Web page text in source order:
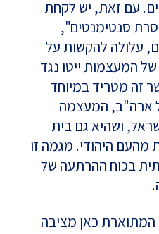
עם זאת, יש לקחת
סנטימנטים",
עלולה להקשות על
המעצמות ייטו נגד
זה מטריד במיוחד
ארה"ב, המעצמה
ושהיא גם בית
היהודי. מגמה זו
בכוח ההרתעה של
המתוארת כאן מציבה